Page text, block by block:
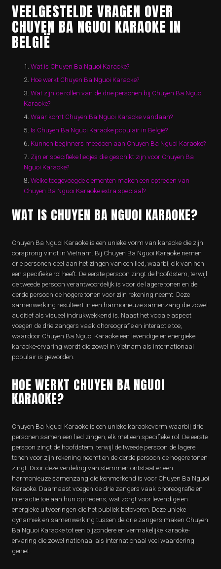
VEELGESTELDE VRAGEN OVER
CHUYEN BA NGUOI KARAOKE IN
BELGIË
Wat is Chuyen Ba Nguoi Karaoke?
Hoe werkt Chuyen Ba Nguoi Karaoke?
Wat zijn de rollen van de drie personen bij Chuyen Ba Nguoi
Karaoke?
Waar komt Chuyen Ba Nguoi Karaoke vandaan?
Is Chuyen Ba Nguoi Karaoke populair in België?
Kunnen beginners meedoen aan Chuyen Ba Nguoi Karaoke?
Zijn er specifieke liedjes die geschikt zijn voor Chuyen Ba
Nguoi Karaoke?
Welke toegevoegde elementen maken een optreden van
Chuyen Ba Nguoi Karaoke extra speciaal?
WAT IS CHUYEN BA NGUOI KARAOKE?
Chuyen Ba Nguoi Karaoke is een unieke vorm van karaoke die zijn
oorsprong vindt in Vietnam. Bij Chuyen Ba Nguoi Karaoke nemen
drie personen deel aan het zingen van een lied, waarbij elk van hen
een specifieke rol heeft. De eerste persoon zingt de hoofdstem, terwijl
de tweede persoon verantwoordelijk is voor de lagere tonen en de
derde persoon de hogere tonen voor zijn rekening neemt. Deze
samenwerking resulteert in een harmonieuze samenzang die zowel
auditief als visueel indrukwekkend is. Naast het vocale aspect
voegen de drie zangers vaak choreografie en interactie toe,
waardoor Chuyen Ba Nguoi Karaoke een levendige en energieke
karaoke-ervaring wordt die zowel in Vietnam als internationaal
populair is geworden.
HOE WERKT CHUYEN BA NGUOI
KARAOKE?
Chuyen Ba Nguoi Karaoke is een unieke karaokevorm waarbij drie
personen samen een lied zingen, elk met een specifieke rol. De eerste
persoon zingt de hoofdstem, terwijl de tweede persoon de lagere
tonen voor zijn rekening neemt en de derde persoon de hogere tonen
zingt. Door deze verdeling van stemmen ontstaat er een
harmonieuze samenzang die kenmerkend is voor Chuyen Ba Nguoi
Karaoke. Daarnaast voegen de drie zangers vaak choreografie en
interactie toe aan hun optredens, wat zorgt voor levendige en
energieke uitvoeringen die het publiek betoveren. Deze unieke
dynamiek en samenwerking tussen de drie zangers maken Chuyen
Ba Nguoi Karaoke tot een bijzondere en vermakelijke karaoke-
ervaring die zowel nationaal als internationaal veel waardering
geniet.